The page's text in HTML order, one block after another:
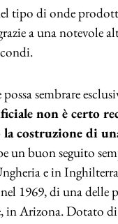
tipo di onde
a una notevole
sembrare
non è certo
costruzione di
un buon seguito
e in
1969, di una delle
in Arizona. Dotato